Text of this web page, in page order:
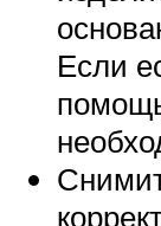
Если